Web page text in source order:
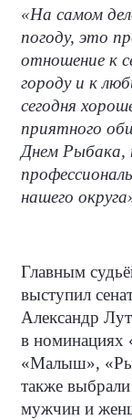
«На самом
погоду, это
отношение к
городу и к
сегодня
приятного
Днем
нашего
Главным
выступил
Александр
в номинациях
«Малыш»,
также
мужчин и